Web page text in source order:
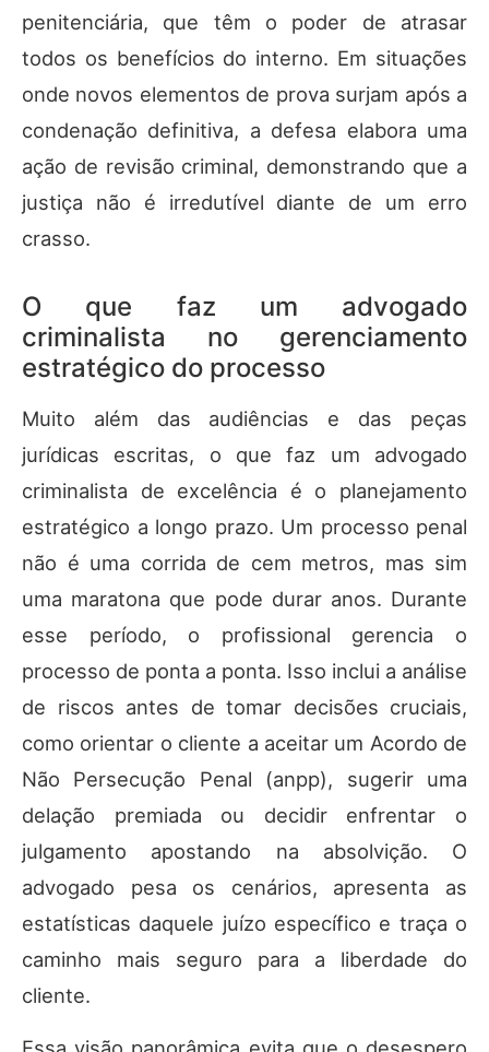
penitenciária, que têm o poder de atrasar
todos os benefícios do interno. Em situações
onde novos elementos de prova surjam após a
condenação definitiva, a defesa elabora uma
ação de revisão criminal, demonstrando que a
justiça não é irredutível diante de um erro
crasso.
O que faz um advogado
criminalista no gerenciamento
estratégico do processo
Muito além das audiências e das peças
jurídicas escritas, o que faz um advogado
criminalista de excelência é o planejamento
estratégico a longo prazo. Um processo penal
não é uma corrida de cem metros, mas sim
uma maratona que pode durar anos. Durante
esse período, o profissional gerencia o
processo de ponta a ponta. Isso inclui a análise
de riscos antes de tomar decisões cruciais,
como orientar o cliente a aceitar um Acordo de
Não Persecução Penal (anpp), sugerir uma
delação premiada ou decidir enfrentar o
julgamento apostando na absolvição. O
advogado pesa os cenários, apresenta as
estatísticas daquele juízo específico e traça o
caminho mais seguro para a liberdade do
cliente.